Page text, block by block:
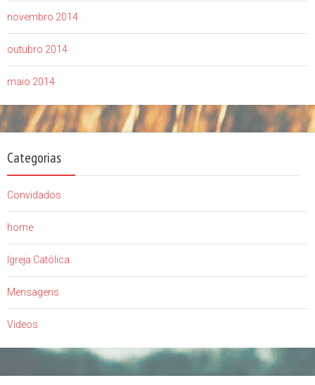
novembro 2014
outubro 2014
maio 2014
Categorias
Convidados
home
Igreja Católica
Mensagens
Videos